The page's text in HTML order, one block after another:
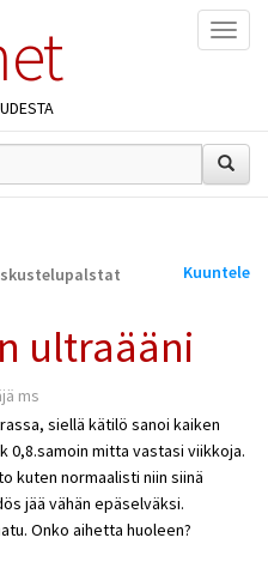
Kuuntele
ultraääni
ms
siellä kätilö sanoi kaiken
0,8.samoin mitta vastasi viikkoja.
kuten normaalisti niin siinä
jää vähän epäselväksi.
Onko aihetta huoleen?